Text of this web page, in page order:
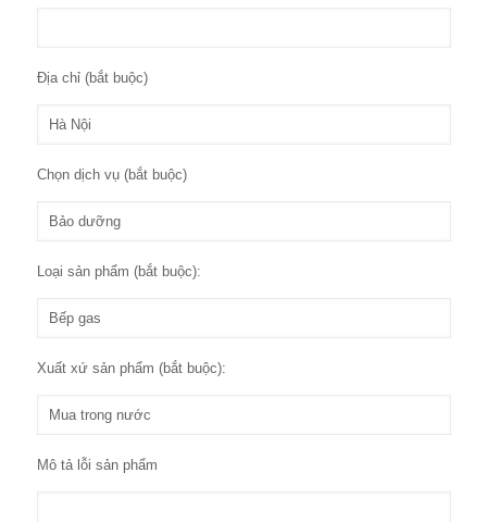
Địa chỉ (bắt buộc)
Chọn dịch vụ (bắt buộc)
Loại sản phẩm (bắt buộc):
Xuất xứ sản phẩm (bắt buộc):
Mô tả lỗi sản phẩm